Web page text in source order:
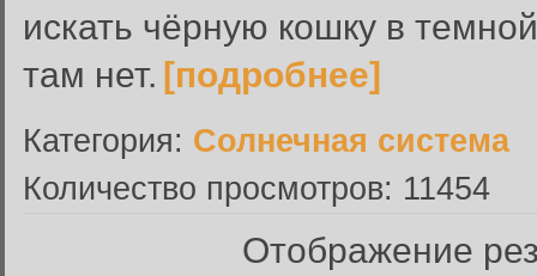
искать чёрную кошку в
там нет. [подробнее]
Категория: Солнечная система
Количество просмотров: 11454
Отображение